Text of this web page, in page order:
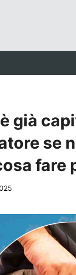
già
se
fare